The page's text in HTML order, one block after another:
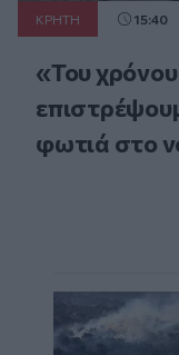
ΚΡΗΤΗ 15:40
«Του
φωτιά στο